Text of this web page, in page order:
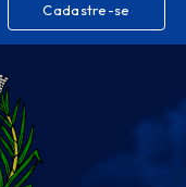
Cadastre-se